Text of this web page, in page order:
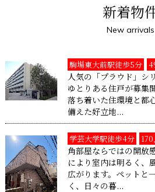
新着物
New arrivals
駒場東大前駅徒歩5分
人気の「プラウド」シ
ゆとりある住戸が募集
落ち着いた住環境と都
備えた好立地...
学芸大学駅徒歩4分
角部屋ならではの開放
により室内は明るく、
広がります。ペットと
く、日々の暮...